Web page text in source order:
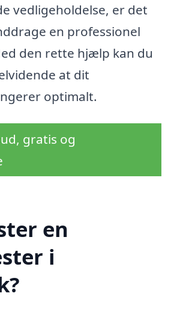
vedligeholdelse, er det
en professionel
den rette hjælp kan du
at dit
optimalt.
gratis og
en
i